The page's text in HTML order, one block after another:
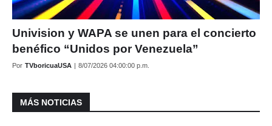
Univision y WAPA se unen para el concierto
benéfico “Unidos por Venezuela”
Por TVboricuaUSA | 8/07/2026 04:00:00 p.m.
MÁS NOTICIAS